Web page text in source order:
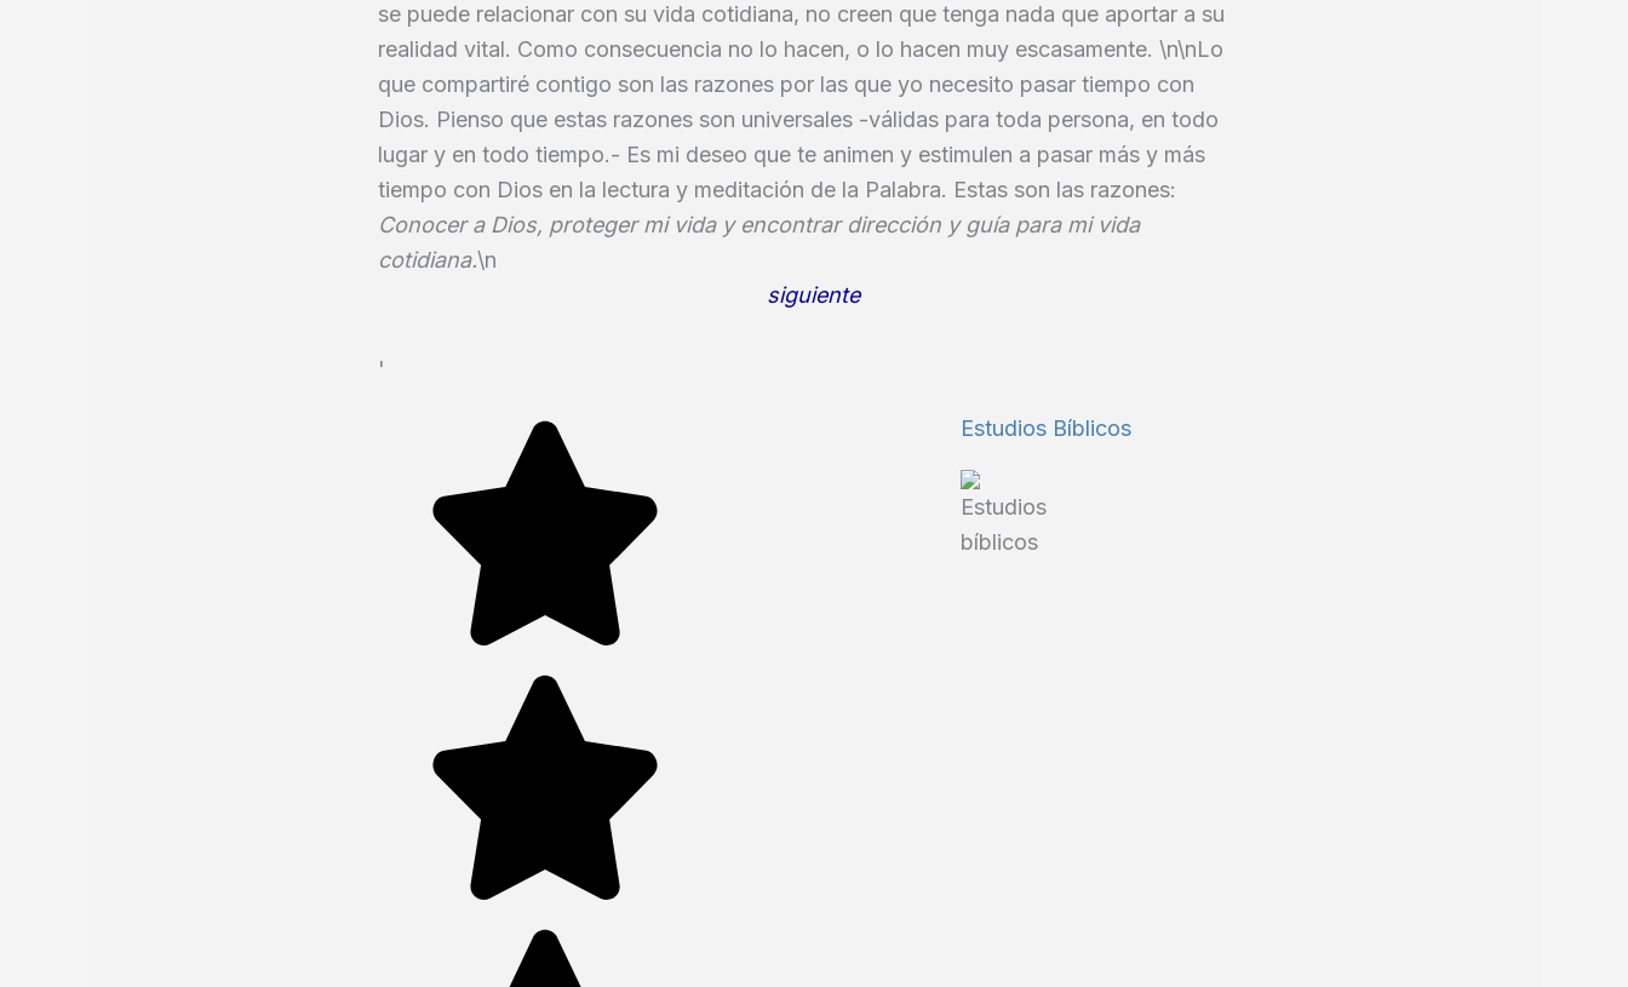
se puede relacionar con su vida cotidiana, no creen que tenga nada que aportar a su
realidad vital. Como consecuencia no lo hacen, o lo hacen muy escasamente. \n\nLo
que compartiré contigo son las razones por las que yo necesito pasar tiempo con
Dios. Pienso que estas razones son universales -válidas para toda persona, en todo
lugar y en todo tiempo.- Es mi deseo que te animen y estimulen a pasar más y más
tiempo con Dios en la lectura y meditación de la Palabra. Estas son las razones:
Conocer a Dios, proteger mi vida y encontrar dirección y guía para mi vida
cotidiana.\n
siguiente
'
Estudios Bíblicos